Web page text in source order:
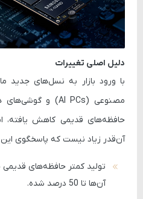
دلیل اصلی تغییرات
با ورود بازار به نسل‌های جدید
مصنوعی (AI PCs)
و گوشی‌های
حافظه‌های قدیمی کاهش یافته،
آن‌قدر زیاد نیست که پاسخگوی این
تولید کمتر حافظه‌های
آن‌ها تا 50 درصد شده.